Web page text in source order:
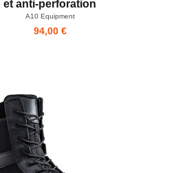
et anti-perforation
A10 Equipment
94,00 €